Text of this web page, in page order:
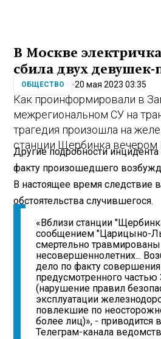
В Москве
сбила двух девушек-
ОБЩЕСТВО 20 мая 2023 03:35
Как проинформировали в
межрегиональном СУ на
трагедия произошла на
станции Щербинка вечером
Другие подробности
факту произошедшего
В настоящее время следствие
обстоятельства случившегося.
«Вблизи станции
сообщением "Царицыно-
смертельно
несовершеннолетних...
дело по факту совершения
предусмотренного
(нарушение правил
эксплуатации
повлекшие по
более лиц)», - приводится
Телеграм-канала